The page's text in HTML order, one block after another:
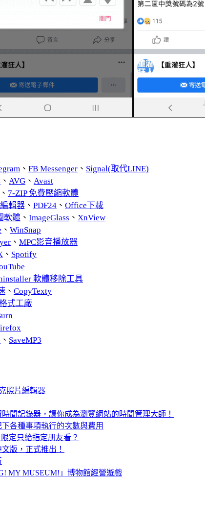
、 FB Messenger、 Signal(取代LINE)
、 AVG、 Avast
7-ZIP 免費壓縮軟體
輯器、 PDF24、 Office下載
軟體、 ImageGlass 、 XnView
、 WinSnap
、 MPC影音播放器
、 Spotify
軟體移除工具
、 CopyTexty
式工廠
、 SaveMP3
照片編輯器
間記錄器，讓你成為瀏覽網站的時間管理大師！
各種事項執行的次數與費用
定只給指定朋友看？
版，正式推出！
MY MUSEUM!」博物館經營遊戲